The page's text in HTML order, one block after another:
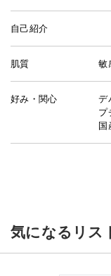
自己紹介
肌質 敏
好み・関心
デ
プ
国
気になるリス